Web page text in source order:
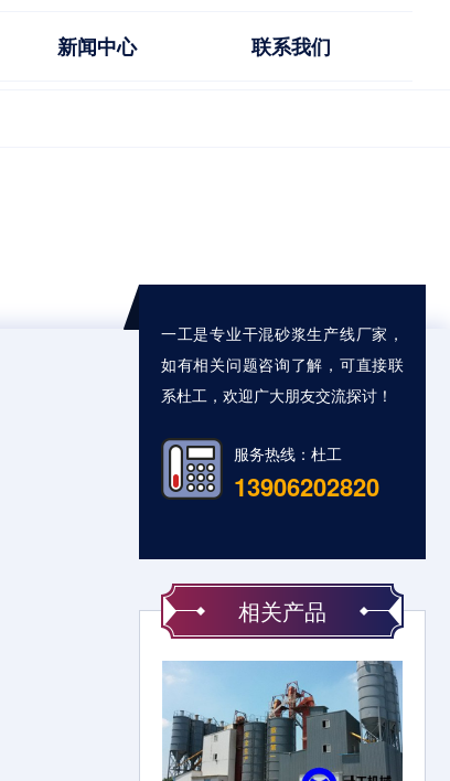
新闻中心 联系我们
一工是专业干混砂浆生产线厂家，
如有相关问题咨询了解，可直接联
系杜工，欢迎广大朋友交流探讨！
服务热线：杜工
13906202820
相关产品